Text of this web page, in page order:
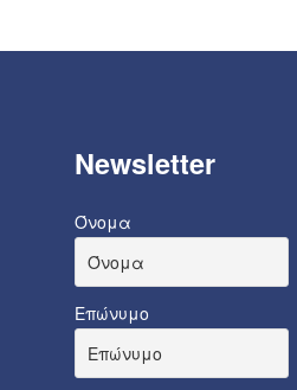
Newsletter
Όνομα
Επώνυμο